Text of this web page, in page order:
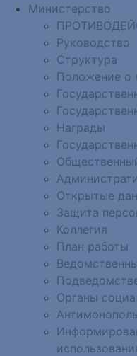
Министерство
Руководство
Структура
Положение о
Награды
Открытые
Защита
Коллегия
План работы
Органы